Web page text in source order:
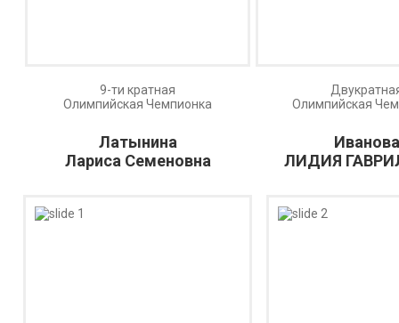
9-ти кратная
Олимпийская Чемпионка
Латынина
Лариса Семеновна
Олимпийская
Иванова
ЛИДИЯ